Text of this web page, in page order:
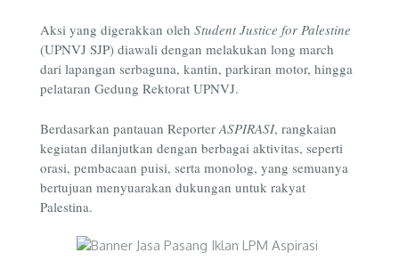
Aksi yang digerakkan oleh Student Justice for Palestine
(UPNVJ SJP) diawali dengan melakukan long march
dari lapangan serbaguna, kantin, parkiran motor, hingga
pelataran Gedung Rektorat UPNVJ.
Berdasarkan pantauan Reporter ASPIRASI, rangkaian
kegiatan dilanjutkan dengan berbagai aktivitas, seperti
orasi, pembacaan puisi, serta monolog, yang semuanya
bertujuan menyuarakan dukungan untuk rakyat
Palestina.